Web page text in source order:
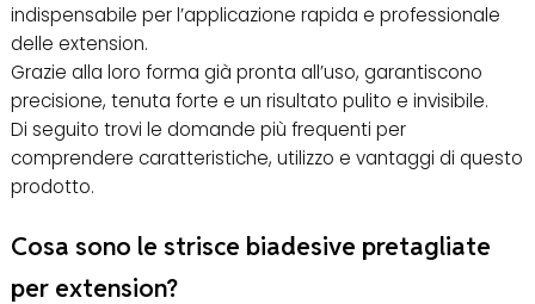
indispensabile per l’applicazione rapida e professionale
delle extension.
Grazie alla loro forma già pronta all’uso, garantiscono
precisione, tenuta forte e un risultato pulito e invisibile.
Di seguito trovi le domande più frequenti per
comprendere caratteristiche, utilizzo e vantaggi di questo
prodotto.
Cosa sono le strisce biadesive pretagliate
per extension?